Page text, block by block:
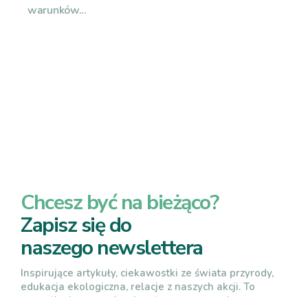
warunków...
Chcesz być na bieżąco?
Zapisz się do
naszego newslettera
Inspirujące artykuły, ciekawostki ze świata przyrody,
edukacja ekologiczna, relacje z naszych akcji. To